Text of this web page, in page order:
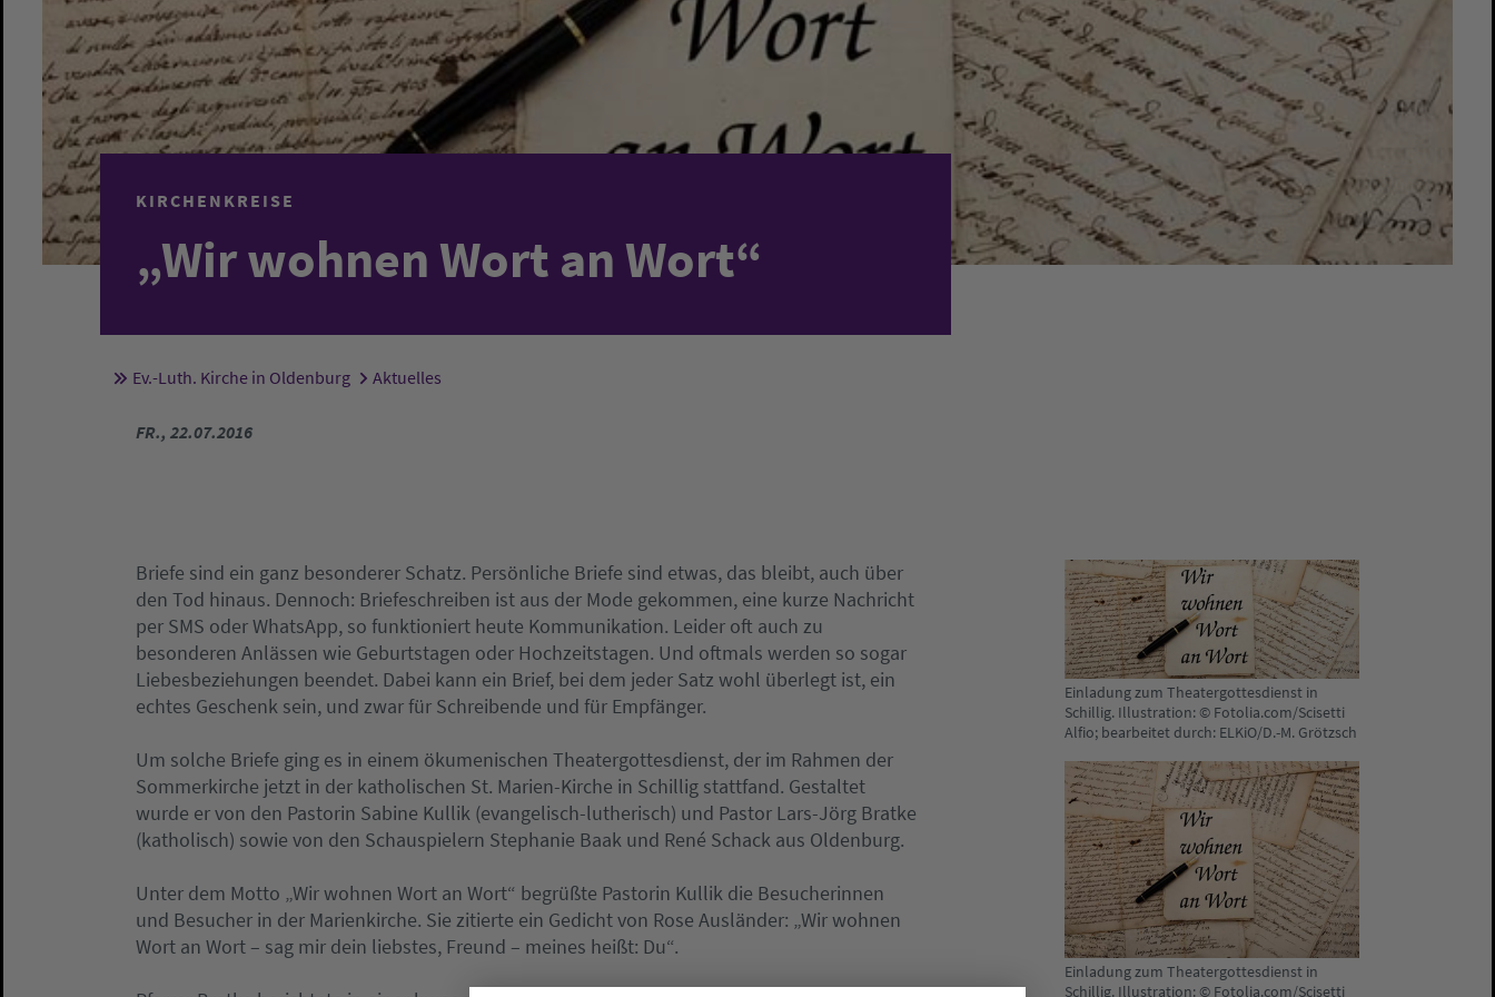
KIRCHENKREISE
„Wir wohnen Wort an Wort“
Sie sind hier:
Ev.-Luth. Kirche in Oldenburg Aktuelles
FR., 22.07.2016
Briefe sind ein ganz besonderer Schatz. Persönliche Briefe sind etwas, das bleibt, auch über
den Tod hinaus. Dennoch: Briefeschreiben ist aus der Mode gekommen, eine kurze Nachricht
per SMS oder WhatsApp, so funktioniert heute Kommunikation. Leider oft auch zu
besonderen Anlässen wie Geburtstagen oder Hochzeitstagen. Und oftmals werden so sogar
Liebesbeziehungen beendet. Dabei kann ein Brief, bei dem jeder Satz wohl überlegt ist, ein
echtes Geschenk sein, und zwar für Schreibende und für Empfänger.
Um solche Briefe ging es in einem ökumenischen Theatergottesdienst, der im Rahmen der
Sommerkirche jetzt in der katholischen St. Marien-Kirche in Schillig stattfand. Gestaltet
wurde er von den Pastorin Sabine Kullik (evangelisch-lutherisch) und Pastor Lars-Jörg Bratke
(katholisch) sowie von den Schauspielern Stephanie Baak und René Schack aus Oldenburg.
Unter dem Motto „Wir wohnen Wort an Wort“ begrüßte Pastorin Kullik die Besucherinnen
und Besucher in der Marienkirche. Sie zitierte ein Gedicht von Rose Ausländer: „Wir wohnen
Wort an Wort – sag mir dein liebstes, Freund – meines heißt: Du“.
Einladung zum Theatergottesdienst in
Schillig. Illustration: © Fotolia.com/Scisetti
Alfio; bearbeitet durch: ELKiO/D.-M. Grötzsch
Einladung zum Theatergottesdienst in
Schillig. Illustration: © Fotolia.com/Scisetti